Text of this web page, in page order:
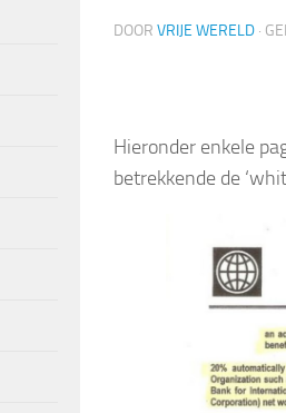
DOOR VRIJE WERELD ·
Hieronder enkele
betrekkende de